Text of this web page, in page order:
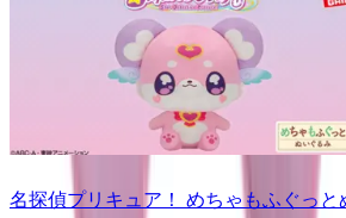
名探偵プリキュア！ めちゃもふぐっと